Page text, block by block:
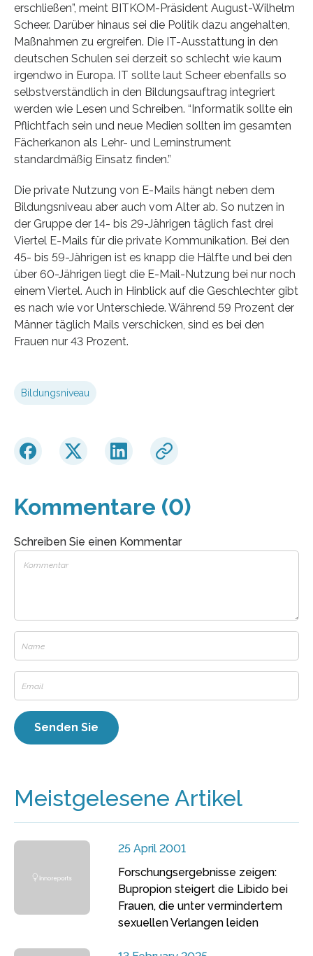
erschließen”, meint BITKOM-Präsident August-Wilhelm
Scheer. Darüber hinaus sei die Politik dazu angehalten,
Maßnahmen zu ergreifen. Die IT-Ausstattung in den
deutschen Schulen sei derzeit so schlecht wie kaum
irgendwo in Europa. IT sollte laut Scheer ebenfalls so
selbstverständlich in den Bildungsauftrag integriert
werden wie Lesen und Schreiben. “Informatik sollte ein
Pflichtfach sein und neue Medien sollten im gesamten
Fächerkanon als Lehr- und Lerninstrument
standardmäßig Einsatz finden.”
Die private Nutzung von E-Mails hängt neben dem
Bildungsniveau aber auch vom Alter ab. So nutzen in
der Gruppe der 14- bis 29-Jährigen täglich fast drei
Viertel E-Mails für die private Kommunikation. Bei den
45- bis 59-Jährigen ist es knapp die Hälfte und bei den
über 60-Jährigen liegt die E-Mail-Nutzung bei nur noch
einem Viertel. Auch in Hinblick auf die Geschlechter gibt
es nach wie vor Unterschiede. Während 59 Prozent der
Männer täglich Mails verschicken, sind es bei den
Frauen nur 43 Prozent.
Bildungsniveau
Kommentare (0)
Schreiben Sie einen Kommentar
Meistgelesene Artikel
25 April 2001
Forschungsergebnisse zeigen:
Bupropion steigert die Libido bei
Frauen, die unter vermindertem
sexuellen Verlangen leiden